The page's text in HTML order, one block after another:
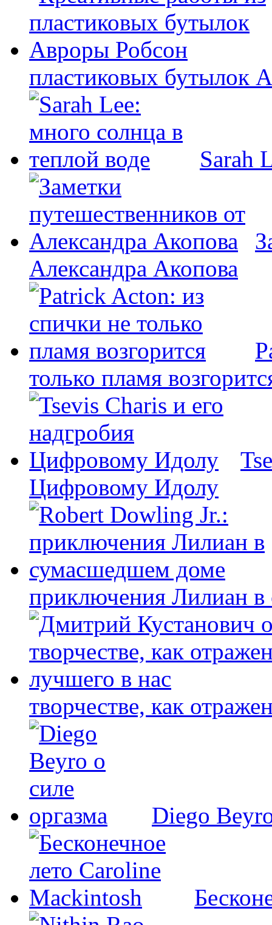
пластиковых бутылок
Sarah
Александра Акопова
только пламя
Цифровому Идолу
приключения Лилиан
творчестве, как
Diego